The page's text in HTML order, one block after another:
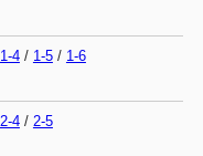
1-4/ 1-5/ 1-6
2-4/ 2-5